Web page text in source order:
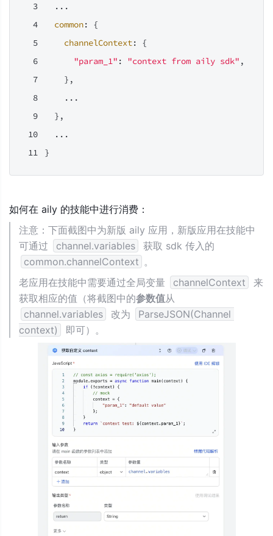
  ...
common: {
channelContext: {
"param_1" : "context from aily sdk" ,
    },
    ...
  },
  ...
}
如何在 aily 的技能中进行消费：
注意：下面截图中为新版 aily 应用，新版应用在技能中
可通过
channel.variables
common.channelContext 。
老应用在技能中需要通过全局变量
channelContext
来
获取相应的值（将截图中的参数值
channel.variables
改为
ParseJSON(Channel
context)
即可）。